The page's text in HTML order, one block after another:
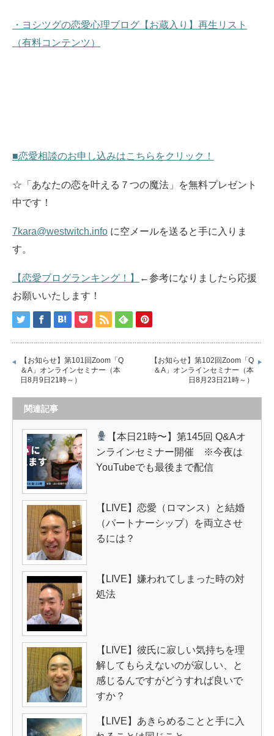
・ヨシツグの恋愛心理ブログ【お蔵入り】再生リスト
（有料コンテンツ）
■恋愛相談のお申し込みはこちらをクリック！
☆「あなたの恋を叶える７つの魔法」を無料プレゼント
中です！
7kara@westwitch.info に空メールを送ると手に入りま
す。
【恋愛ブログランキング！】
←参考になりましたら応援
お願いいたします！
【お知らせ】第101回Zoom「Q
＆A」オンラインセミナー（本
日8月9日21時～）
【お知らせ】第102回Zoom「Q
＆A」オンラインセミナー（本
日8月23日21時～）
関連記事
【本日21時〜】第145回 Q&Aオ
ンラインセミナー開催 ※今夜は
YouTubeでも最後まで配信
【LIVE】恋愛（ロマンス）と結婚
（パートナーシップ）を両立させ
るには？
【LIVE】嫌われてしまった時の対
処法
【LIVE】彼氏に寂しい気持ちを理
解してもらえないのが寂しい、と
感じるんですがどうすれば良いで
すか？
【LIVE】あきらめることと手に入